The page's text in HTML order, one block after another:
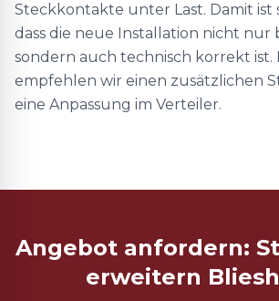
Steckkontakte unter Last. Damit ist
dass die neue Installation nicht nur
sondern auch technisch korrekt ist.
empfehlen wir einen zusätzlichen
eine Anpassung im Verteiler.
Angebot anfordern:
erweitern